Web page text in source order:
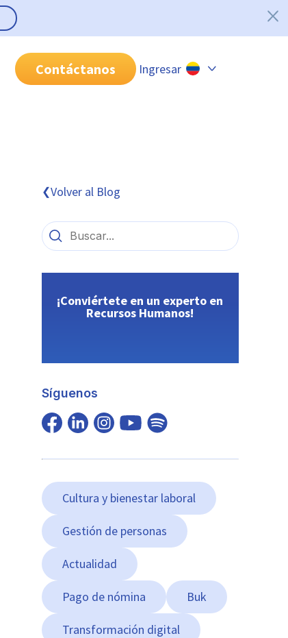
Contáctanos Ingresar
❮Volver al Blog
¡Conviértete en un experto en
Recursos Humanos!
Síguenos
Cultura y bienestar laboral
Gestión de personas
Actualidad
Pago de nómina Buk
Transformación digital